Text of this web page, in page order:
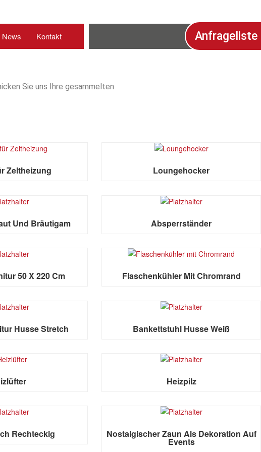
News Kontakt Anfrageliste
Sie uns Ihre gesammelten
Zeltheizung Loungehocker
Und Bräutigam Absperrständer
50 X 220 Cm Flaschenkühler Mit Chromrand
Husse Stretch Bankettstuhl Husse Weiß
Heizpilz
Rechteckig Nostalgischer Zaun Als Dekoration Auf
Events